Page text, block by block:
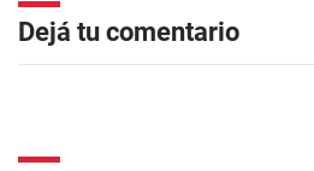
Dejá tu comentario